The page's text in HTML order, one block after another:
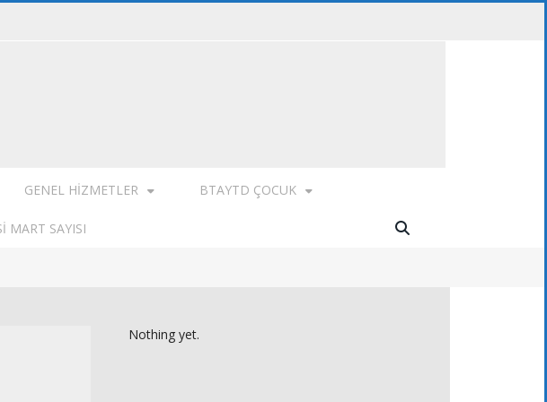
GENEL HIZMETLER BTAYTD ÇOCUK
MART SAYISI
Nothing yet.